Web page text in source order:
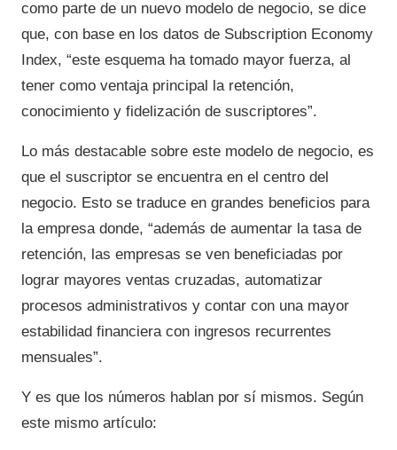
como parte de un nuevo modelo de negocio, se dice
que, con base en los datos de Subscription Economy
Index, “este esquema ha tomado mayor fuerza, al
tener como ventaja principal la retención,
conocimiento y fidelización de suscriptores”.
Lo más destacable sobre este modelo de negocio, es
que el suscriptor se encuentra en el centro del
negocio. Esto se traduce en grandes beneficios para
la empresa donde, “además de aumentar la tasa de
retención, las empresas se ven beneficiadas por
lograr mayores ventas cruzadas, automatizar
procesos administrativos y contar con una mayor
estabilidad financiera con ingresos recurrentes
mensuales”.
Y es que los números hablan por sí mismos. Según
este mismo artículo: